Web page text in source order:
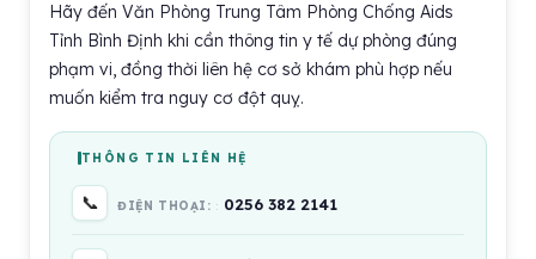
Hãy đến Văn Phòng Trung Tâm Phòng Chống Aids
Tỉnh Bình Định khi cần thông tin y tế dự phòng đúng
phạm vi, đồng thời liên hệ cơ sở khám phù hợp nếu
muốn kiểm tra nguy cơ đột quỵ.
THÔNG TIN LIÊN HỆ
📞 ĐIỆN THOẠI: 0256 382 2141